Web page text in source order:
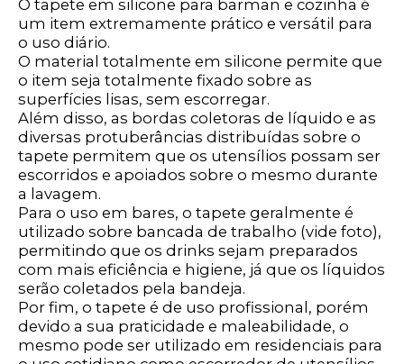
O tapete em silicone para barman e cozinha é
um item extremamente prático e versátil para
o uso diário.
O material totalmente em silicone permite que
o item seja totalmente fixado sobre as
superfícies lisas, sem escorregar.
Além disso, as bordas coletoras de líquido e as
diversas protuberâncias distribuídas sobre o
tapete permitem que os utensílios possam ser
escorridos e apoiados sobre o mesmo durante
a lavagem.
Para o uso em bares, o tapete geralmente é
utilizado sobre bancada de trabalho (vide foto),
permitindo que os drinks sejam preparados
com mais eficiência e higiene, já que os líquidos
serão coletados pela bandeja.
Por fim, o tapete é de uso profissional, porém
devido a sua praticidade e maleabilidade, o
mesmo pode ser utilizado em residenciais para